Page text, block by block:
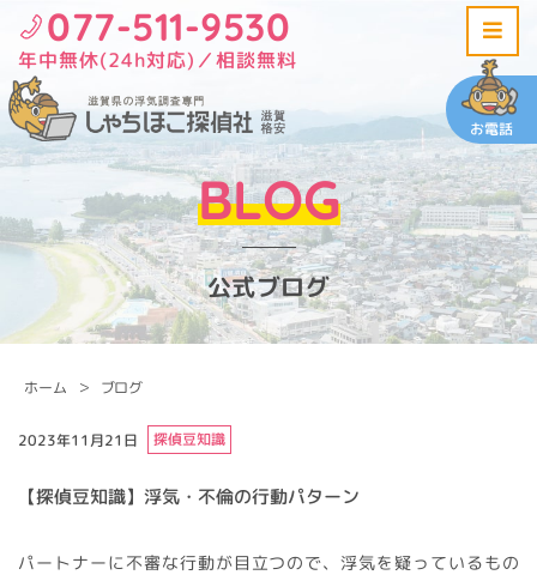
お電話
077-511-9530
年中無休(24h対応)／相談無料
BLOG
公式ブログ
ホーム ブログ
2023年11月21日 探偵豆知識
【探偵豆知識】浮気・不倫の行動パターン
パートナーに不審な行動が目立つので、浮気を疑っているもの